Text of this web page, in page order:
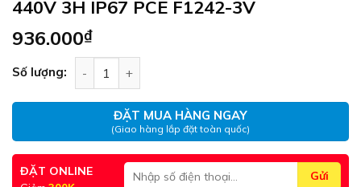
440V 3H IP67 PCE F1242-3V
936.000₫
Số lượng:
ĐẶT MUA HÀNG NGAY
(Giao hàng lắp đặt toàn quốc)
ĐẶT ONLINE